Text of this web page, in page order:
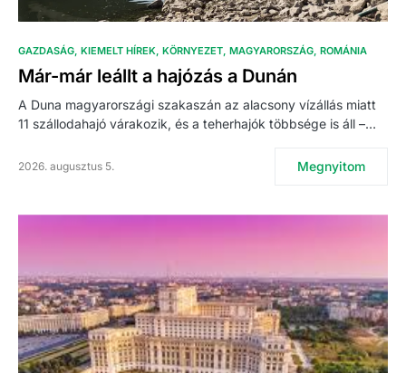
GAZDASÁG KIEMELT HÍREK KÖRNYEZET MAGYARORSZÁG ROMÁNIA
Már-már leállt a hajózás a Dunán
A Duna magyarországi szakaszán az alacsony vízállás miatt
11 szállodahajó várakozik, és a teherhajók többsége is áll –…
2026. augusztus 5. Megnyitom